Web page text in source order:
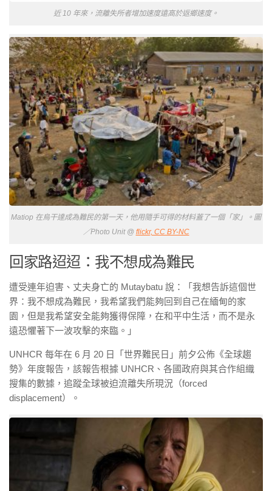
近 10 年來，流離失所者增加速度遠高於返鄉速度。
Matiop 在烏干達成為難民的第一天，他用隨手可得的材料蓋了一個「家」。圖
／Photo Unit @ flickr, CC BY-NC
回家路迢迢：我不想成為難民
遭受連年迫害、丈夫身亡的 Mutaybatu 說：「我想告訴這個世
界：我不想成為難民，我希望我們能夠回到自己在緬甸的家
園，但是我希望安全能夠獲得保障，在和平中生活，而不是永
遠恐懼著下一波攻擊的來臨。」
UNHCR 每年在 6 月 20 日「世界難民日」前夕公佈《全球趨
勢》年度報告，該報告根據 UNHCR、各國政府與其合作組織
搜集的數據，追蹤全球被迫流離失所現況（forced
displacement）。